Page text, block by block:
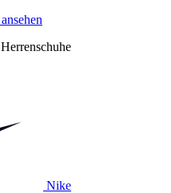
Herrenschuhe
Nike